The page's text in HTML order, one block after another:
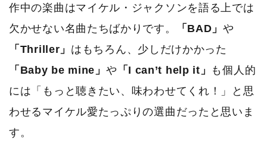
作中の楽曲はマイケル・ジャクソンを語る上では
欠かせない名曲たちばかりです。
「BAD」 や
「Thriller」 はもちろん、少しだけかかった
「Baby be mine」 や 「I can’t help it」
も個人的
には「もっと聴きたい、味わわせてくれ！」と思
わせるマイケル愛たっぷりの選曲だったと思いま
す。